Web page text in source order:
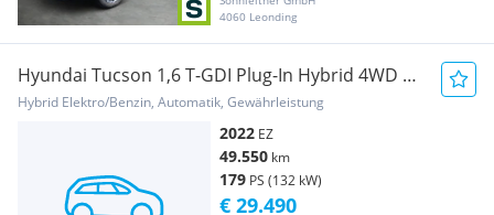
4060 Leonding
Hyundai Tucson 1,6 T-GDI Plug-In Hybrid 4WD N-
Line Aut.
Hybrid Elektro/Benzin, Automatik, Gewährleistung
2022 EZ
49.550 km
179 PS (132 kW)
€ 29.490